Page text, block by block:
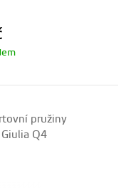
pružiny
Q4